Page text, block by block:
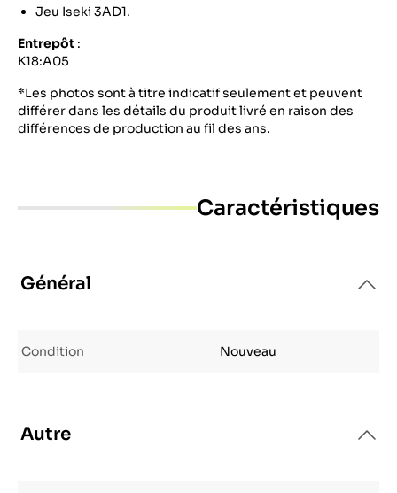
Jeu Iseki 3AD1.
Entrepôt :
K18:A05
*Les photos sont à titre indicatif seulement et peuvent
différer dans les détails du produit livré en raison des
différences de production au fil des ans.
Caractéristiques
Général
Condition Nouveau
Autre